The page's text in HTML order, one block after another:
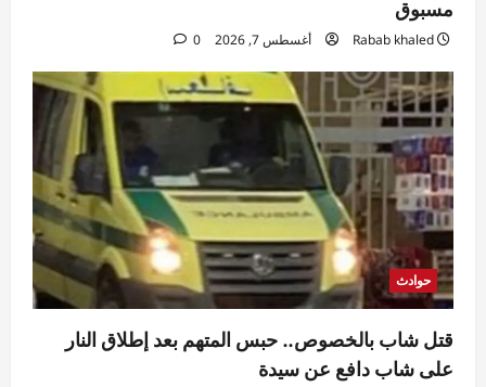
4
سياسة
السعودية
Rabab khaled
أغسطس 7, 2026
0
5
محافظات
محافظ الجيزة يعلن بدء تطوير ورصف شارع
المطار بطول ١.٥ كم من منطقة المطافئ
وحتى نفق إمبابة
Eman Sherif
أغسطس 7, 2026
مسبوق
Rabab khaled أغسطس 7, 2026 0
حوادث
قتل شاب بالخصوص.. حبس المتهم بعد إطلاق النار
على شاب دافع عن سيدة